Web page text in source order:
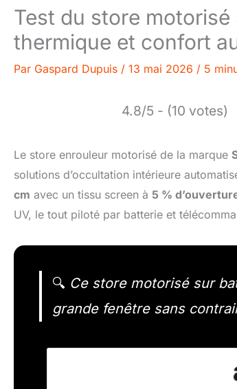
Test du store
thermique et confort
Par Gaspard Dupuis / 13 mai 2026 / 5
4.8/5 - (10 votes)
Le store enrouleur motorisé de la marque
solutions d’occultation intérieure
cm avec un tissu screen à 5 %
UV, le tout piloté par batterie et
🔍 Ce store motorisé sur
grande fenêtre sans